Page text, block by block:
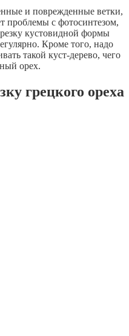
и поврежденные ветки,
проблемы с фотосинтезом,
кустовидной формы
Кроме того, надо
такой куст-дерево, чего
орех.
грецкого ореха